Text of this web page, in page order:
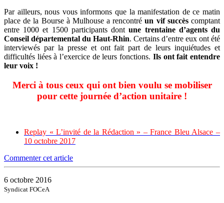
Par ailleurs, nous vous informons que la manifestation de ce matin
place de la Bourse à Mulhouse a rencontréun vif succèscomptant
entre 1000 et 1500 participants dontune trentaine d’agents du
Conseil départemental du Haut-Rhin. Certains d’entre eux ont été
interviewés par la presse et ont fait part de leurs inquiétudes et
difficultés liées à l’exercice de leurs fonctions. Ils ont fait entendre
leur voix !
Merci à tous ceux qui ont bien voulu se mobiliser
pour cette journée d’action unitaire !
Replay « L’invité de la Rédaction » – France Bleu Alsace –
10 octobre 2017
Commenter cet article
6 octobre 2016
Syndicat FOCeA